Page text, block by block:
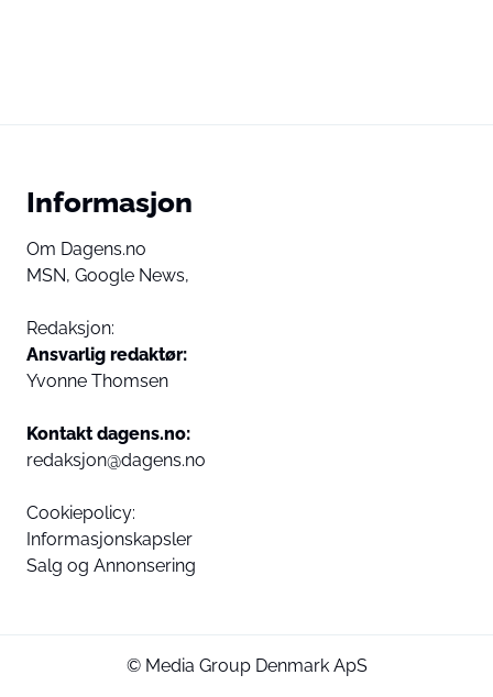
Informasjon
Om Dagens.no
MSN, Google News,
Redaksjon:
Ansvarlig redaktør:
Yvonne Thomsen
Kontakt dagens.no:
redaksjon@dagens.no
Cookiepolicy:
Informasjonskapsler
Salg og Annonsering
© Media Group Denmark ApS